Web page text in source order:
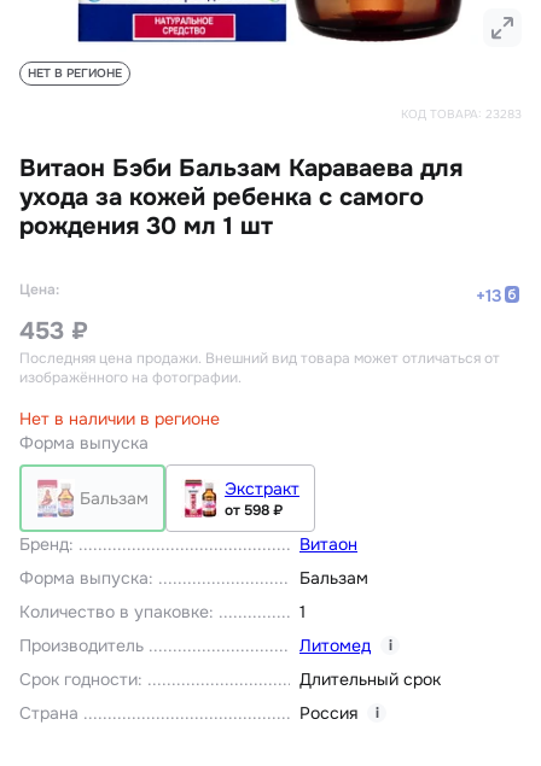
КОД ТОВАРА: 23283
Витаон Бэби Бальзам Караваева для
ухода за кожей ребенка с самого
рождения 30 мл 1 шт
НЕТ В РЕГИОНЕ
Бренд:
Витаон
Форма выпуска:
Бальзам
Количество в упаковке:
1
Производитель
Литомед i
Срок годности:
Длительный срок
Страна
Россия i
Цена: +13
453 ₽
Последняя цена продажи. Внешний вид товара может отличаться от
изображённого на фотографии.
Нет в наличии в регионе
Форма выпуска
Бальзам Экстракт
от 598 ₽